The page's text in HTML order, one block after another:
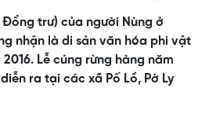
Đổng trư) của người Nùng ở
nhận là di sản văn hóa phi vật
Lễ cúng rừng hàng năm
ra tại các xã Pố Lồ, Pờ Ly